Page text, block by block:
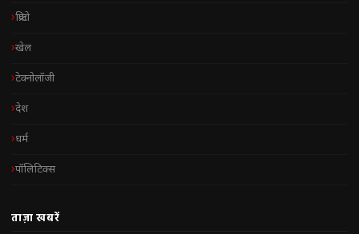
क्रिप्टो
खेल
टेक्नोलॉजी
देश
धर्म
पॉलिटिक्स
ताज़ा खबरें